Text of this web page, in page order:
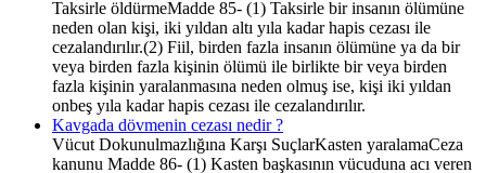
Taksirle öldürmeMadde 85- (1) Taksirle bir insanın ölümüne
neden olan kişi, iki yıldan altı yıla kadar hapis cezası ile
cezalandırılır.(2) Fiil, birden fazla insanın ölümüne ya da bir
veya birden fazla kişinin ölümü ile birlikte bir veya birden
fazla kişinin yaralanmasına neden olmuş ise, kişi iki yıldan
onbeş yıla kadar hapis cezası ile cezalandırılır.
Kavgada dövmenin cezası nedir ?
Vücut Dokunulmazlığına Karşı SuçlarKasten yaralamaCeza
kanunu Madde 86- (1) Kasten başkasının vücuduna acı veren